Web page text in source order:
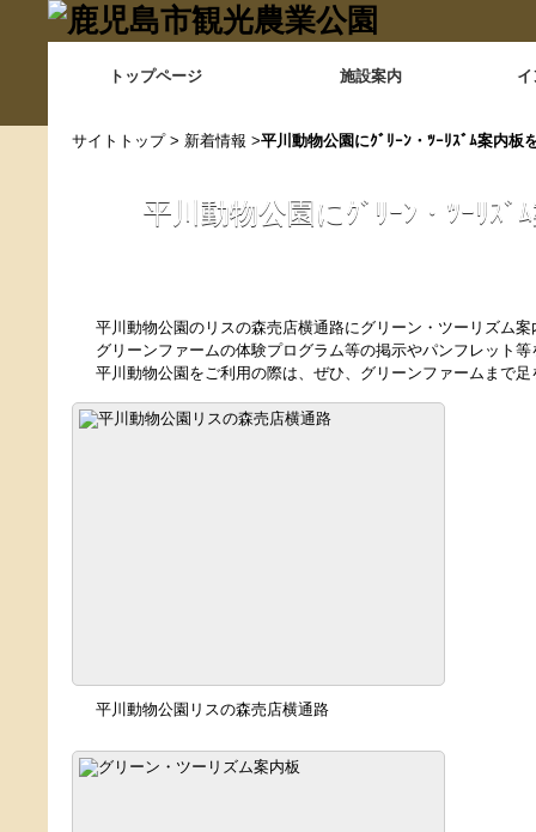
トップページ 施設案内
サイトトップ> 新着情報 >平川動物公園にｸﾞﾘｰﾝ・ﾂｰﾘｽﾞﾑ案内板
平川動物公園にｸﾞﾘｰﾝ・ﾂｰﾘｽ
平川動物公園のリスの森売店横通路にグリーン・ツーリズム
グリーンファームの体験プログラム等の掲示やパンフレット
平川動物公園をご利用の際は、ぜひ、グリーンファームまで
平川動物公園リスの森売店横通路